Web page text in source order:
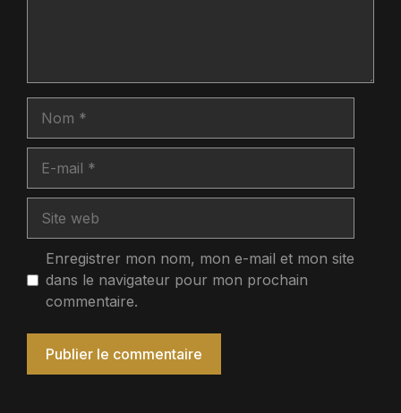
mail
web
Enregistrer mon nom, mon e-mail et mon site
dans le navigateur pour mon prochain
commentaire.